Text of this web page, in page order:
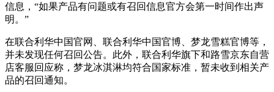
信息，“如果产品有问题或有召回信息官方会第一时间作出声
明。”
在联合利华中国官网、联合利华中国官博、梦龙雪糕官博等，
并未发现任何召回公告。此外，联合利华旗下和路雪京东自营
店客服回应称，梦龙冰淇淋均符合国家标准，暂未收到相关产
品的召回通知。